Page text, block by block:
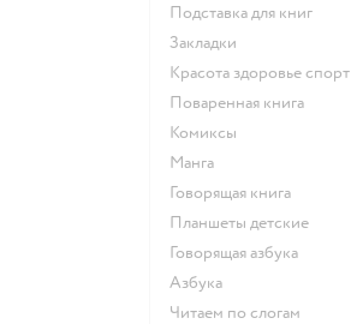
подставка для книг
закладки
красота здоровье спорт
поваренная книга
комиксы
манга
говорящая книга
Планшеты детские
говорящая азбука
азбука
читаем по слогам